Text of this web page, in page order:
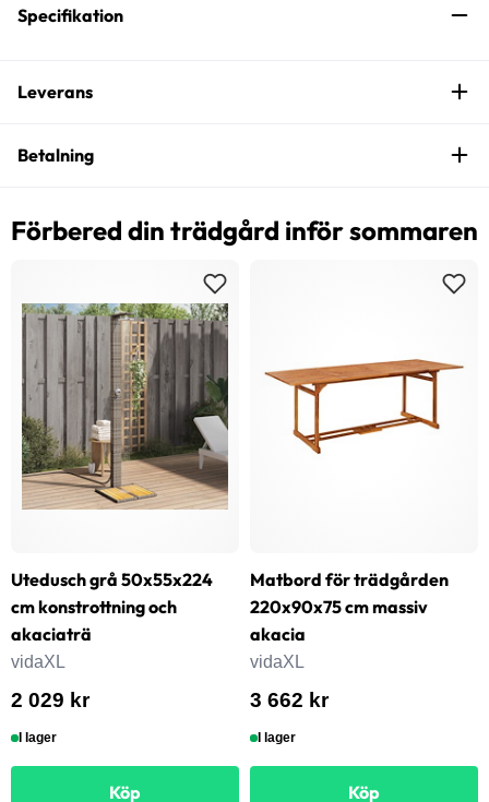
Specifikation
Leverans
Betalning
Förbered din trädgård inför sommaren
Utedusch grå 50x55x224
cm konstrottning och
akaciaträ
vidaXL
2 029 kr
I lager
Köp
Matbord för trädgården
220x90x75 cm massiv
akacia
vidaXL
3 662 kr
I lager
Köp